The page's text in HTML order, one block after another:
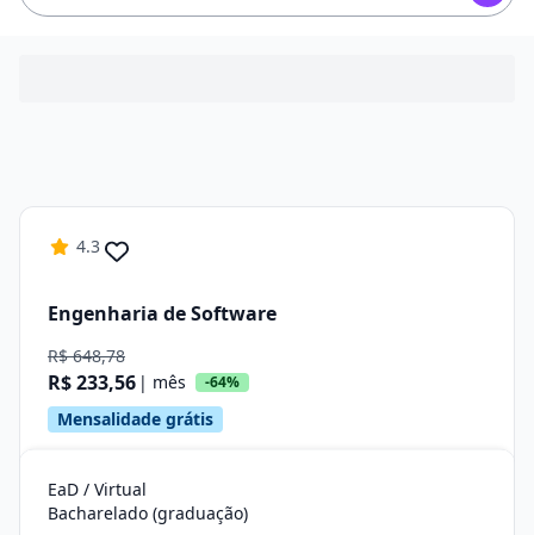
4.3
Engenharia de Software
R$ 648,78
R$ 233,56 | mês -64%
Mensalidade grátis
EaD / Virtual
Bacharelado (graduação)